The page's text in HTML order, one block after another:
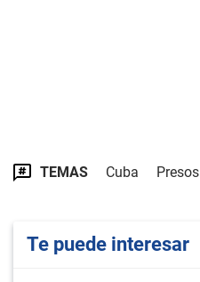
TEMAS Cuba Presos
Te puede interesar